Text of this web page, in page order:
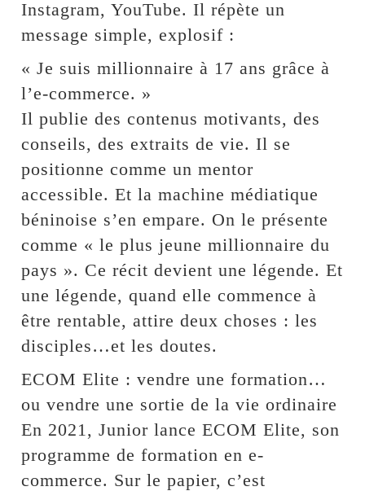
Instagram, YouTube. Il répète un
message simple, explosif :
« Je suis millionnaire à 17 ans grâce à
l’e-commerce. »
Il publie des contenus motivants, des
conseils, des extraits de vie. Il se
positionne comme un mentor
accessible. Et la machine médiatique
béninoise s’en empare. On le présente
comme « le plus jeune millionnaire du
pays ». Ce récit devient une légende. Et
une légende, quand elle commence à
être rentable, attire deux choses : les
disciples…et les doutes.
ECOM Elite : vendre une formation…
ou vendre une sortie de la vie ordinaire
En 2021, Junior lance ECOM Elite, son
programme de formation en e-
commerce. Sur le papier, c’est